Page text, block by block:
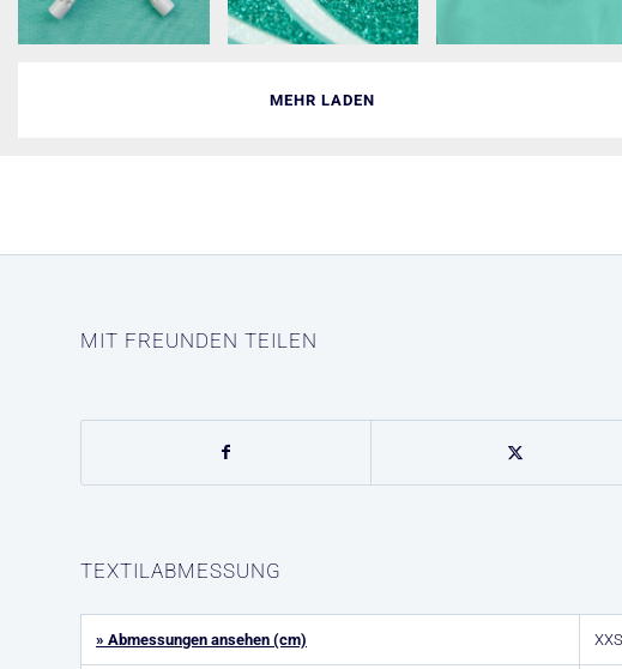
MEHR LADEN
MIT FREUNDEN TEILEN
TEXTILABMESSUNG
» Abmessungen ansehen (cm) XXS